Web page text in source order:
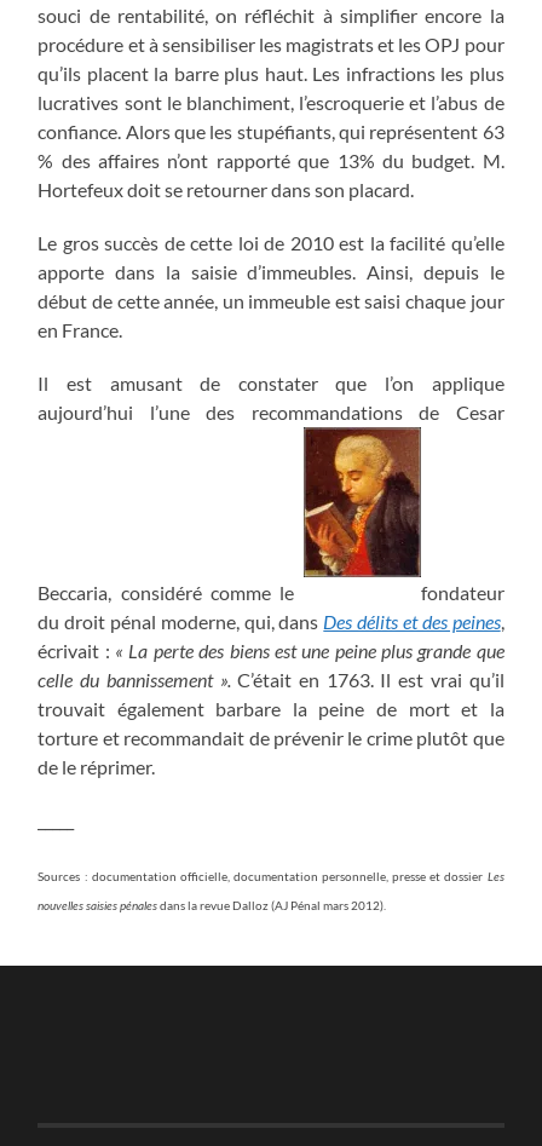
souci de rentabilité, on réfléchit à simplifier encore la
procédure et à sensibiliser les magistrats et les OPJ pour
qu’ils placent la barre plus haut. Les infractions les plus
lucratives sont le blanchiment, l’escroquerie et l’abus de
confiance. Alors que les stupéfiants, qui représentent 63
% des affaires n’ont rapporté que 13% du budget. M.
Hortefeux doit se retourner dans son placard.
Le gros succès de cette loi de 2010 est la facilité qu’elle
apporte dans la saisie d’immeubles. Ainsi, depuis le
début de cette année, un immeuble est saisi chaque jour
en France.
Il est amusant de constater que l’on applique
aujourd’hui l’une des recommandations de Cesar
Beccaria, considéré comme le
fondateur
du droit pénal moderne, qui, dans Des délits et des peines,
écrivait : « La perte des biens est une peine plus grande que
celle du bannissement ».C’était en 1763. Il est vrai qu’il
trouvait également barbare la peine de mort et la
torture et recommandait de prévenir le crime plutôt que
de le réprimer.
Sources : documentation officielle, documentation personnelle, presse et dossier Les
nouvelles saisies pénalesdans la revue Dalloz (AJ Pénal mars 2012).